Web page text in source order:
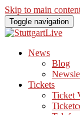
Skip to main
Toggle navigation
News
Blog
Tickets
Ticket